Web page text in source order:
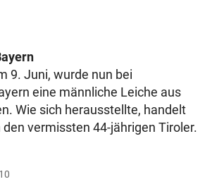
9. Juni, wurde nun bei
eine männliche Leiche aus
Wie sich herausstellte, handelt
vermissten 44-jährigen Tiroler.